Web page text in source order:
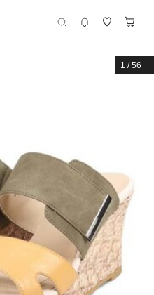
1 /56